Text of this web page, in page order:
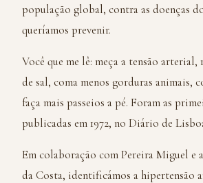
população global, contra as doenças
queríamos prevenir.
Você que me lê: meça a tensão arterial,
de sal, coma menos gorduras animais,
faça mais passeios a pé. Foram as
publicadas em 1972, no Diário de
Em colaboração com Pereira Miguel e
da Costa, identificámos a hipertensão